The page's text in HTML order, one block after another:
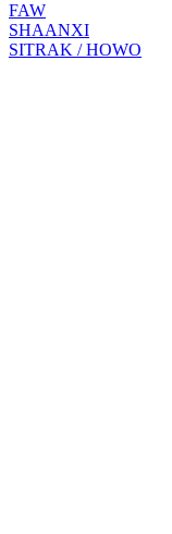
FAW
SHAANXI
SITRAK / HOWO